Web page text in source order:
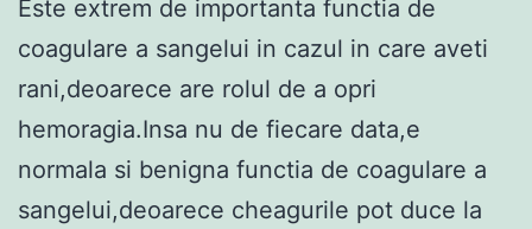
Este extrem de importanta functia de
coagulare a sangelui in cazul in care aveti
rani,deoarece are rolul de a opri
hemoragia.Insa nu de fiecare data,e
normala si benigna functia de coagulare a
sangelui,deoarece cheagurile pot duce la